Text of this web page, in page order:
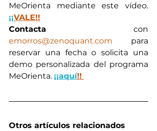
¡¡VALE!!
Contacta
emorros@zenoquant.com para
reservar una fecha o solicita una
demo personalizada del programa
MeOrienta. ¡¡aquí!!
Otros artículos relacionados